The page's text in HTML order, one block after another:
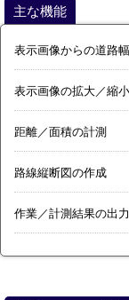
主な機能
表示画像からの道路
表示画像の拡大／縮小
距離／面積の計測
路線縦断図の作成
作業／計測結果の出力